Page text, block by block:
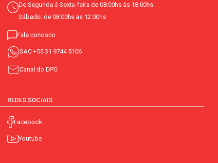
De Segunda á Sexta-feira de 08:00hs às 18:00hs
Sábado: de 08:00hs às 12:00hs
Fale conosco
SAC +55 31 9744 5106
Canal do DPO
REDES SOCIAIS
Facebook
Youtube